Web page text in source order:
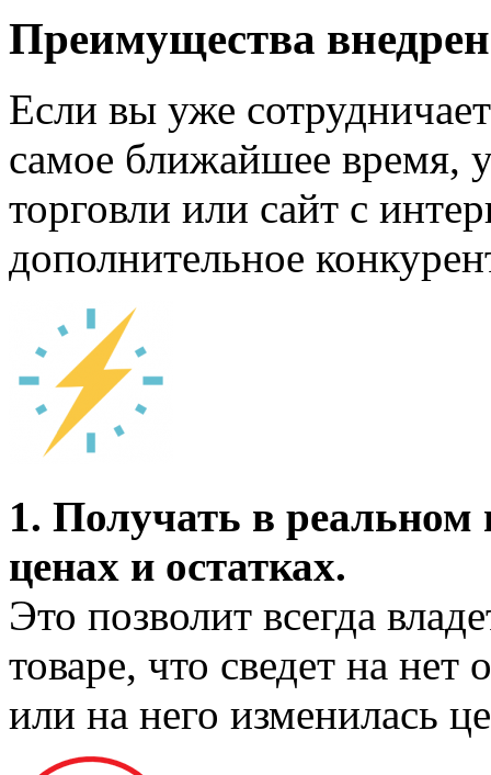
Преимущества
Если вы уже
самое ближайшее время,
торговли или сайт с
дополнительное
1. Получать в
ценах и остатках.
Это позволит всегда
товаре, что сведет на
или на него изменилась